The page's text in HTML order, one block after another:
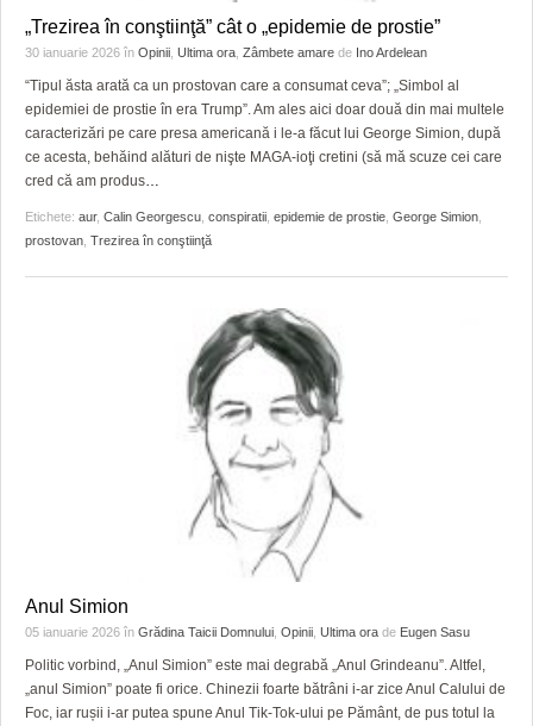
„Trezirea în conştiinţă” cât o „epidemie de prostie”
30 ianuarie 2026 în Opinii Ultima ora Zâmbete amare de Ino Ardelean
“Tipul ăsta arată ca un prostovan care a consumat ceva”; „Simbol al
epidemiei de prostie în era Trump”. Am ales aici doar două din mai multele
caracterizări pe care presa americană i le-a făcut lui George Simion, după
ce acesta, behăind alături de nişte MAGA-ioţi cretini (să mă scuze cei care
cred că am produs…
Etichete: aur, Calin Georgescu conspiratii epidemie de prostie George Simion
prostovan Trezirea în conştiinţă
Anul Simion
05 ianuarie 2026 în Grădina Taicii Domnului Opinii Ultima ora de Eugen Sasu
Politic vorbind, „Anul Simion” este mai degrabă „Anul Grindeanu”. Altfel,
„anul Simion” poate fi orice. Chinezii foarte bătrâni i-ar zice Anul Calului de
Foc, iar rușii i-ar putea spune Anul Tik-Tok-ului pe Pământ, de pus totul la